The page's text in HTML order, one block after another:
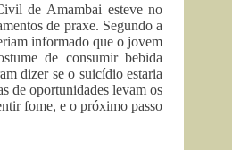
de Amambai esteve no
de praxe. Segundo a
informado que o jovem
de consumir bebida
dizer se o suicídio estaria
de oportunidades levam os
fome, e o próximo passo